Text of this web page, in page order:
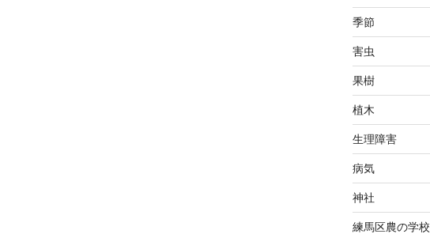
季節
害虫
果樹
植木
生理障害
病気
神社
練馬区農の学校